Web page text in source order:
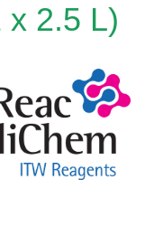
x 2.5 L)